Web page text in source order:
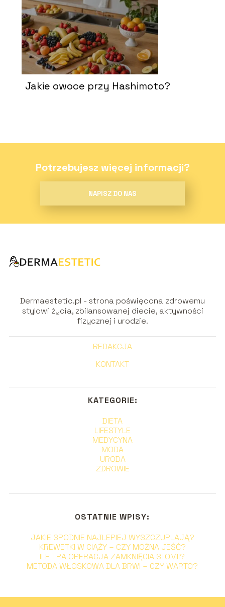
Jakie owoce przy Hashimoto?
Potrzebujesz więcej informacji?
NAPISZ DO NAS
Dermaestetic.pl - strona poświęcona zdrowemu
stylowi życia, zbilansowanej diecie, aktywności
fizycznej i urodzie.
REDAKCJA
KONTAKT
KATEGORIE:
DIETA
LIFESTYLE
MEDYCYNA
MODA
URODA
ZDROWIE
OSTATNIE WPISY:
JAKIE SPODNIE NAJLEPIEJ WYSZCZUPLAJĄ?
KREWETKI W CIĄŻY – CZY MOŻNA JEŚĆ?
ILE TRA OPERACJA ZAMKNIĘCIA STOMII?
METODA WŁOSKOWA DLA BRWI – CZY WARTO?